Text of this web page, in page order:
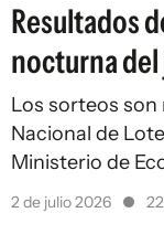
Resultados
nocturna del
Los sorteos
Nacional de
Ministerio de
2 de julio 2026